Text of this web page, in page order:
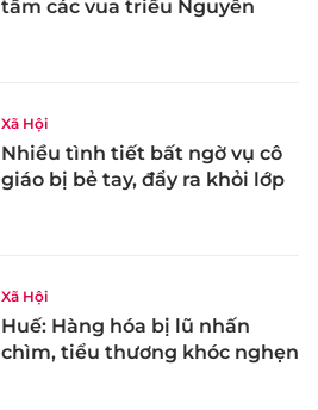
tẩm các vua triều Nguyễn
Xã Hội
Nhiều tình tiết bất ngờ vụ cô
giáo bị bẻ tay, đẩy ra khỏi lớp
Xã Hội
Huế: Hàng hóa bị lũ nhấn
chìm, tiểu thương khóc nghẹn